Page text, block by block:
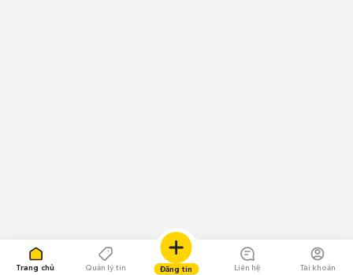
Trang chủ Quản lý tin Đăng tin Liên hệ Tài khoản